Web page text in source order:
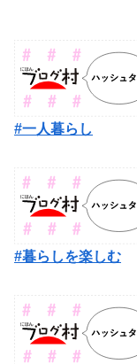
#一人暮らし
#暮らしを楽しむ